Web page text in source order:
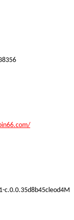
c.0.0.35d8b45cleod4M